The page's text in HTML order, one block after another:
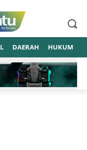
DAERAH HUKUM